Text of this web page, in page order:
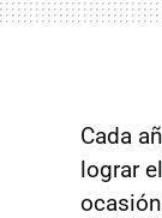
Cada
lograr